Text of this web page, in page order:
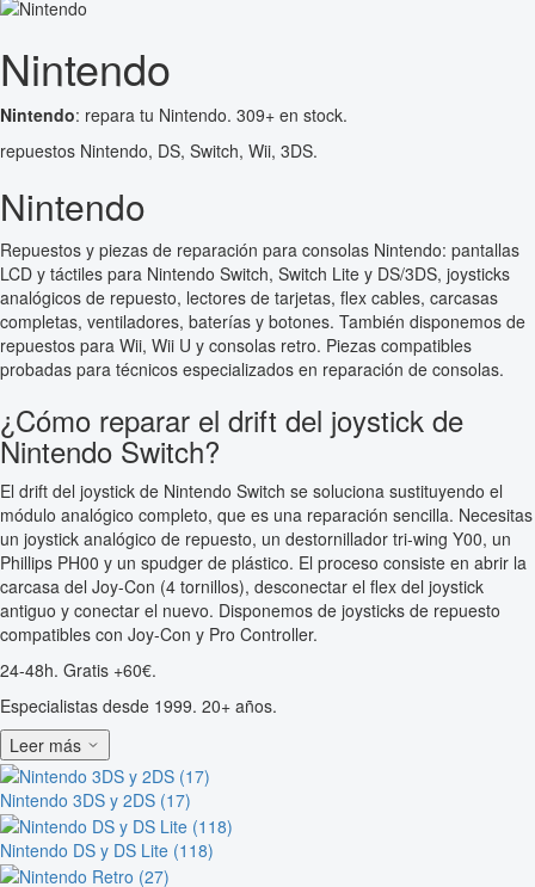
Nintendo
Nintendo: repara tu Nintendo. 309+ en stock.
repuestos Nintendo, DS, Switch, Wii, 3DS.
Nintendo
Repuestos y piezas de reparación para consolas Nintendo: pantallas
LCD y táctiles para Nintendo Switch, Switch Lite y DS/3DS, joysticks
analógicos de repuesto, lectores de tarjetas, flex cables, carcasas
completas, ventiladores, baterías y botones. También disponemos de
repuestos para Wii, Wii U y consolas retro. Piezas compatibles
probadas para técnicos especializados en reparación de consolas.
¿Cómo reparar el drift del joystick de
Nintendo Switch?
El drift del joystick de Nintendo Switch se soluciona sustituyendo el
módulo analógico completo, que es una reparación sencilla. Necesitas
un joystick analógico de repuesto, un destornillador tri-wing Y00, un
Phillips PH00 y un spudger de plástico. El proceso consiste en abrir la
carcasa del Joy-Con (4 tornillos), desconectar el flex del joystick
antiguo y conectar el nuevo. Disponemos de joysticks de repuesto
compatibles con Joy-Con y Pro Controller.
24-48h. Gratis +60€.
Especialistas desde 1999. 20+ años.
Leer más
Nintendo 3DS y 2DS (17)
Nintendo DS y DS Lite (118)